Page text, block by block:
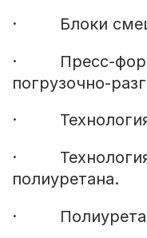
· Блоки
· Пресс-
погрузочно-
· Технология
· Технология
полиуретана.
·